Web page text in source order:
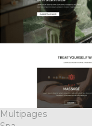
Multipages